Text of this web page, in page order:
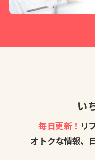
い
毎日更新！ リ
オトクな情報、